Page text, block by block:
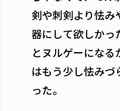
剣や刺剣より怯み
器にして欲しかっ
とヌルゲーにな
はもう少し怯みづ
った。